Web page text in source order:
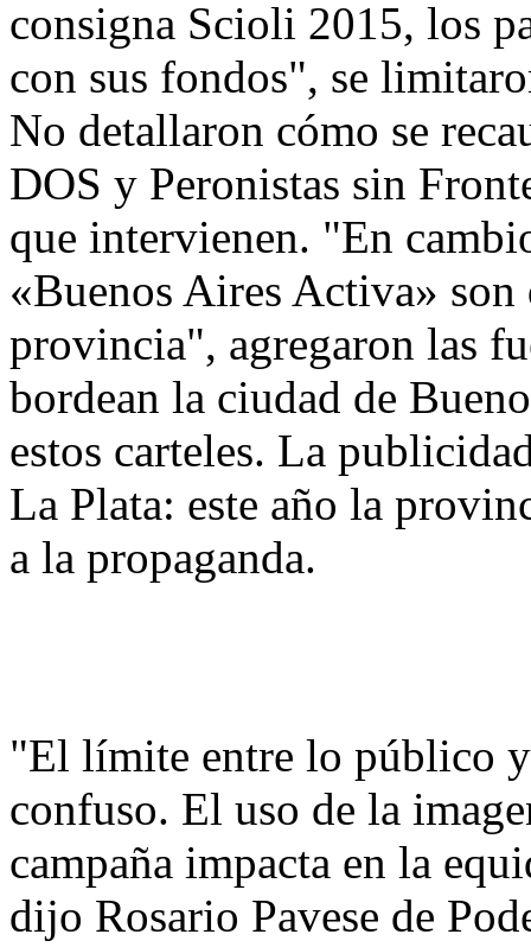
consigna Scioli 2015, los
con sus fondos", se
No detallaron cómo se
DOS y Peronistas sin
que intervienen. "En
«Buenos Aires Activa»
provincia", agregaron las
bordean la ciudad de
estos carteles. La
La Plata: este año la
a la propaganda.
"El límite entre lo público
confuso. El uso de la
campaña impacta en la
dijo Rosario Pavese de